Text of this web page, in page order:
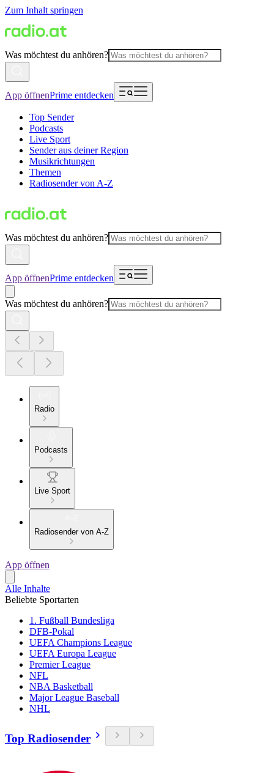
Zum Inhalt springen
Was möchtest du anhören?
App öffnenPrime entdecken
Top Sender
Podcasts
Live Sport
Sender aus deiner Region
Musikrichtungen
Themen
Radiosender von A-Z
Was möchtest du anhören?
App öffnenPrime entdecken
Was möchtest du anhören?
Radio
Podcasts
Live Sport
Radiosender von A-Z
App öffnen
Alle Inhalte
Beliebte Sportarten
1. Fußball Bundesliga
DFB-Pokal
UEFA Champions League
UEFA Europa League
Premier League
NFL
NBA Basketball
Major League Baseball
NHL
Top Radiosender